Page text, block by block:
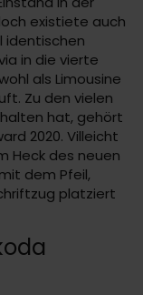
existiete auch
identischen
in die vierte
als Limousine
Zu den vielen
hat, gehört
2020. Villeicht
Heck des neuen
dem Pfeil,
platziert